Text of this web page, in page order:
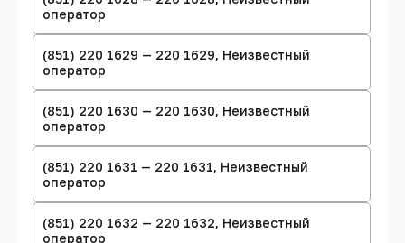
оператор
(851) 220 1629 — 220 1629, Неизвестный
оператор
(851) 220 1630 — 220 1630, Неизвестный
оператор
(851) 220 1631 — 220 1631, Неизвестный
оператор
(851) 220 1632 — 220 1632, Неизвестный
оператор